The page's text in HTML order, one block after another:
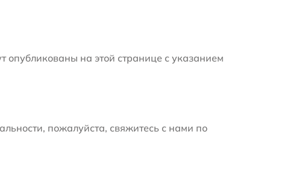
на этой странице с указанием
пожалуйста, свяжитесь с нами по